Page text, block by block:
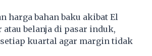
bahan baku akibat El
belanja di pasar induk,
kuartal agar margin tidak